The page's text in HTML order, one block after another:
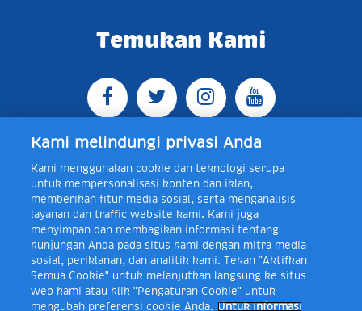
Temukan Kami
Jl. Raya Bogor KM 5, Pasar Rebo, Jakarta Timur,
Indonesia 13760
Telp +62 21 8410945 | PO BOX
4074 Jakarta 13760 Indonesia
Toll Free Layanan Peduli Frisian Flag 0-80018-21-406;
Senin - Jumat, 08:00 - 16:30 WIB, E-mail:
layanan.peduli@frieslandcampina.com
Kami melindungi privasi Anda
Kami menggunakan cookie dan teknologi serupa
untuk mempersonalisasi konten dan iklan,
memberikan fitur media sosial, serta menganalisis
layanan dan traffic website kami. Kami juga
menyimpan dan membagikan informasi tentang
kunjungan Anda pada situs kami dengan mitra media
sosial, periklanan, dan analitik kami. Tekan "Aktifkan
Semua Cookie" untuk melanjutkan langsung ke situs
web kami atau klik "Pengaturan Cookie" untuk
mengubah preferensi cookie Anda.
Untuk informasi